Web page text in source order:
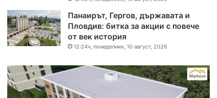
Панаирът, Гергов, държавата и
Пловдив: битка за акции с повече
от век история
12:24ч, понеделник, 10 август, 2026